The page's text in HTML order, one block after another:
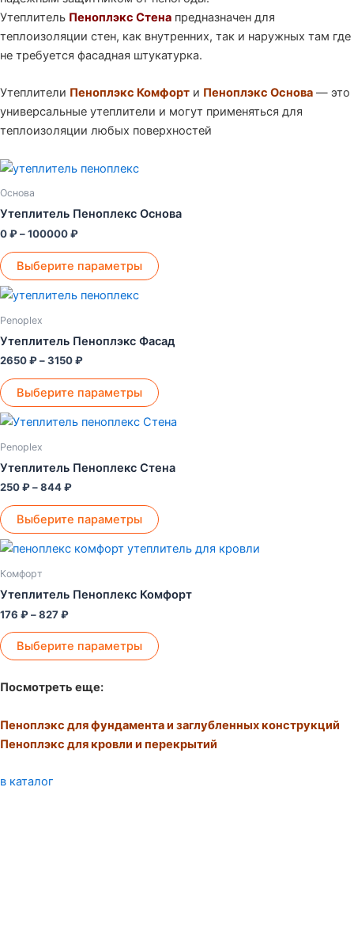
Утеплитель Пеноплэкс Стена предназначен для
теплоизоляции стен, как внутренних, так и наружных там где
не требуется фасадная штукатурка.
Утеплители Пеноплэкс Комфорт и Пеноплэкс Основа — это
универсальные утеплители и могут применяться для
теплоизоляции любых поверхностей
Основа
Утеплитель Пеноплекс Основа
0₽–100000₽
Диапазон
цен:
100000 ₽
Выберите параметры
Опции
странице
Penoplex
Утеплитель Пеноплэкс Фасад
2650₽–3150₽
Диапазон
3150 ₽
Выберите параметры
несколько
Опции
выбрать
странице
Penoplex
Утеплитель Пеноплекс Стена
250₽–844₽
Диапазон
844 ₽
Выберите параметры
Этот
Опции
выбрать
странице
Комфорт
Утеплитель Пеноплекс Комфорт
176 ₽–827₽
Диапазон
827 ₽
Выберите параметры
Этот
несколько
Опции
странице
Посмотреть еще:
Пеноплэкс для фундамента и заглубленных конструкций
Пеноплэкс для кровли и перекрытий
в каталог